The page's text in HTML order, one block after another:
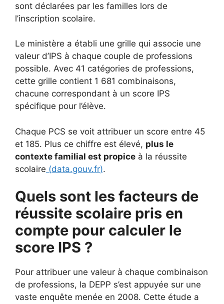
sont déclarées par les familles lors de
l’inscription scolaire.
Le ministère a établi une grille qui associe une
valeur d’IPS à chaque couple de professions
possible. Avec 41 catégories de professions,
cette grille contient 1 681 combinaisons,
chacune correspondant à un score IPS
spécifique pour l’élève.
Chaque PCS se voit attribuer un score entre 45
et 185. Plus ce chiffre est élevé, plus le
contexte familial est propice à la réussite
scolaire (data.gouv.fr).
Quels sont les facteurs de
réussite scolaire pris en
compte pour calculer le
score IPS ?
Pour attribuer une valeur à chaque combinaison
de professions, la DEPP s’est appuyée sur une
vaste enquête menée en 2008. Cette étude a